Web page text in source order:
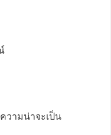
วามน่าจะเป็น